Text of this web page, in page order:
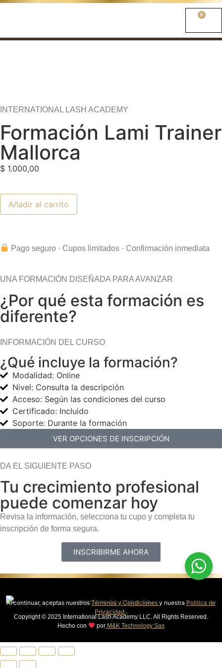
0
INTERNATIONAL LASH ACADEMY
Formación Lami Trainer
Mallorca
$ 1.000,00
Añadir al carrito
Pago seguro · Cupos limitados · Confirmación inmediata
UNA FORMACIÓN DISEÑADA PARA AVANZAR
¿Por qué esta formación es
diferente?
INFORMACIÓN DEL CURSO
¿Qué incluye la formación?
Modalidad: Online
Nivel: Consulta la descripción
Acceso: Según las condiciones del curso
Certificado: Incluido
Soporte: Durante la formación
VER OPCIONES DE INSCRIPCIÓN
DA EL SIGUIENTE PASO
Tu crecimiento profesional
puede comenzar hoy
Revisa la información, selecciona tu cupo y completa tu
inscripción de forma segura.
INSCRIBIRME AHORA
Al continuar, aceptas nuestrosTérminos y Condiciones y nuestra Política de
Privacidad .
Copyright © 2025 International Lash Academy LLC. All Rights Reserved.
Hecho con
porM&K Technology Sas